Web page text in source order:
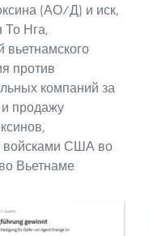
(АО/Д) и иск,
То Нга,
против
компаний за
и продажу
США во
Вьетнаме